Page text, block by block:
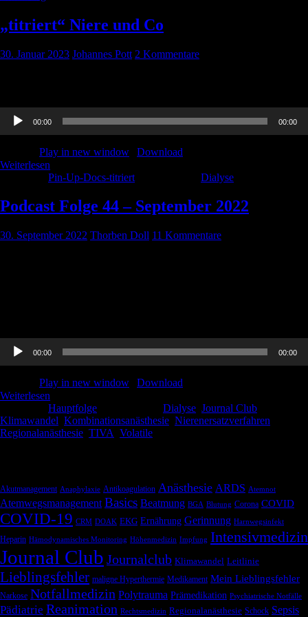
„titriert“ Niere und Co
30. Januar 2023 Johannes Pott 2 Kommentare
Audio-
Player
00:00 00:00
Play in new window
Download
Weiterlesen
Pin-Up-Docs-titriert Dialyse
Podcast Folge 44 – September 2022
30. September 2022 Thorben Doll 11 Kommentare
Audio-
Player
00:00 00:00
Play in new window
Download
Weiterlesen
Hauptfolge Dialyse Journal Club
Klimawandel Kombinationsanästhesie Nierenersatzverfahren
Regionalanästhesie TIVA Volatile
Akutmanagement Anaphylaxie Antikoagulation Anästhesie ARDS Atemnot
Atemwegsmanagement Basics Beatmung BGA Blutung Corona COVID
COVID-19 CRM DOAK EKG Ernährung Gerinnung Harnwegsinfekt
Heparin Hämodynamisches Monitoring Höhenmedizin Impfung Intensivmedizin
Journal Club Journalclub Klimawandel Leitlinie
Lieblingsfehler maligne Hyperthermie Medikament Mein Lieblingsfehler
Narkose Notfallmedizin Polytrauma Prämedikation Psychiatrische Notfälle
Pädiatrie Reanimation Rechtsmedizin Regionalanästhesie Schock Sepsis